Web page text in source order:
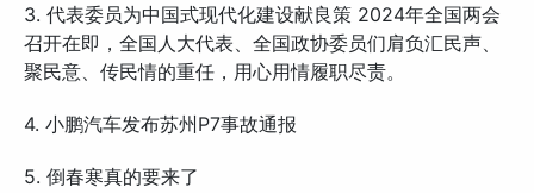
3. 代表委员为中国式现代化建设献良策 2024年全国两会
召开在即，全国人大代表、全国政协委员们肩负汇民声、
聚民意、传民情的重任，用心用情履职尽责。
4. 小鹏汽车发布苏州P7事故通报
5. 倒春寒真的要来了